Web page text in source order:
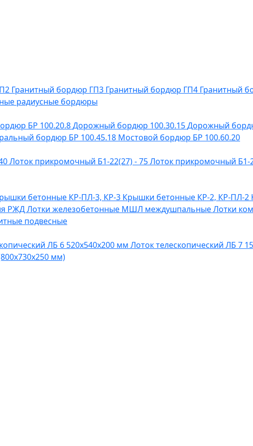
Гранитный бордюр ГП3 Гранитный бордюр ГП4 Гранитный
радиусные бордюры
БР 100.20.8Дорожный бордюр 100.30.15Дорожный
бордюр БР 100.45.18 Мостовой бордюр БР 100.60.20
Лоток прикромочный Б1-22(27) - 75Лоток прикромочный Б1-
бетонные КР-ПЛ-3, КР-3 Крышки бетонные КР-2, КР-ПЛ-2
РЖДЛотки железобетонные МШЛ междушпальныеЛотки
подвесные
ЛБ 6 520х540х200 мм Лоток телескопический ЛБ 7
мм)